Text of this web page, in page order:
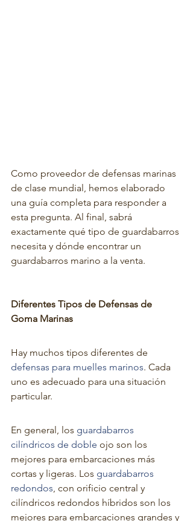
Como proveedor de defensas marinas
de clase mundial, hemos elaborado
una guía completa para responder a
esta pregunta. Al final, sabrá
exactamente qué tipo de guardabarros
necesita y dónde encontrar un
guardabarros marino a la venta.
Diferentes Tipos de Defensas de
Goma Marinas
Hay muchos tipos diferentes de
defensas para muelles marinos. Cada
uno es adecuado para una situación
particular.
En general, los guardabarros
cilíndricos de doble ojo son los
mejores para embarcaciones más
cortas y ligeras. Los guardabarros
redondos , con orificio central y
cilíndricos redondos híbridos son los
mejores para embarcaciones grandes y